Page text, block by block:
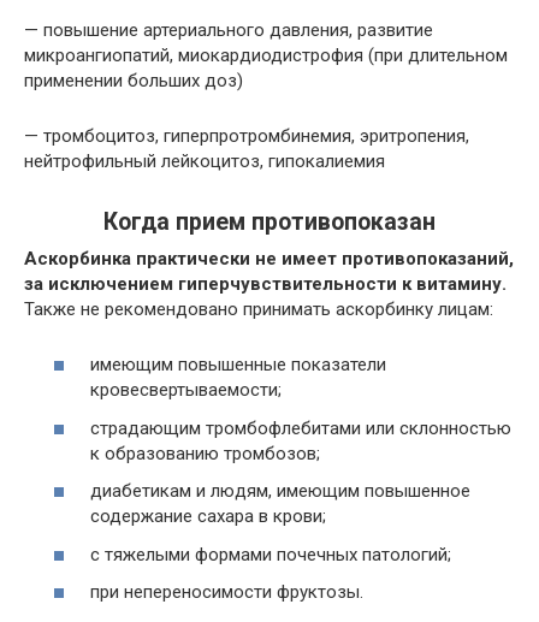
— повышение артериального давления, развитие
микроангиопатий, миокардиодистрофия (при длительном
применении больших доз)
— тромбоцитоз, гиперпротромбинемия, эритропения,
нейтрофильный лейкоцитоз, гипокалиемия
Когда прием противопоказан
Аскорбинка практически не имеет противопоказаний,
за исключением гиперчувствительности к витамину.
Также не рекомендовано принимать аскорбинку лицам:
имеющим повышенные показатели
кровесвертываемости;
страдающим тромбофлебитами или склонностью
к образованию тромбозов;
диабетикам и людям, имеющим повышенное
содержание сахара в крови;
с тяжелыми формами почечных патологий;
при непереносимости фруктозы.